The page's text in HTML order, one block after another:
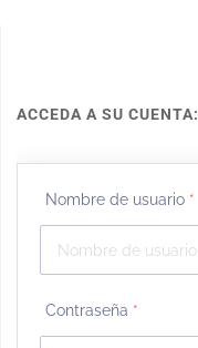
ACCEDA A SU CUENTA:
Nombre de usuario *
Contraseña *